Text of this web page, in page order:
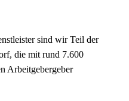
sind wir Teil der
die mit rund 7.600
Arbeitgebergeber